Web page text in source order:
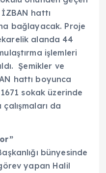
İZBAN hattı
bağlayacak. Proje
alanda 44
işlemleri
Şemikler ve
hattı boyunca
sokak üzerinde
çalışmaları da
bünyesinde
yapan Halil